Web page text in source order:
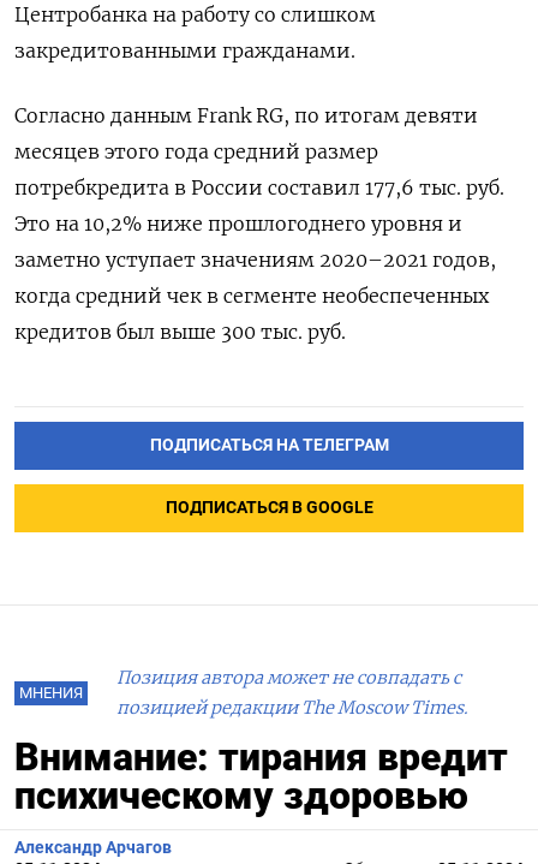
Центробанка на работу со слишком
закредитованными гражданами.
Согласно данным Frank RG, по итогам девяти
месяцев этого года средний размер
потребкредита в России составил 177,6 тыс. руб.
Это на 10,2% ниже прошлогоднего уровня и
заметно уступает значениям 2020–2021 годов,
когда средний чек в сегменте необеспеченных
кредитов был выше 300 тыс. руб.
ПОДПИСАТЬСЯ НА ТЕЛЕГРАМ
ПОДПИСАТЬСЯ В GOOGLE
МНЕНИЯ
Позиция автора может не совпадать с
позицией редакции The Moscow Times.
Внимание: тирания вредит
психическому здоровью
Александр Арчагов